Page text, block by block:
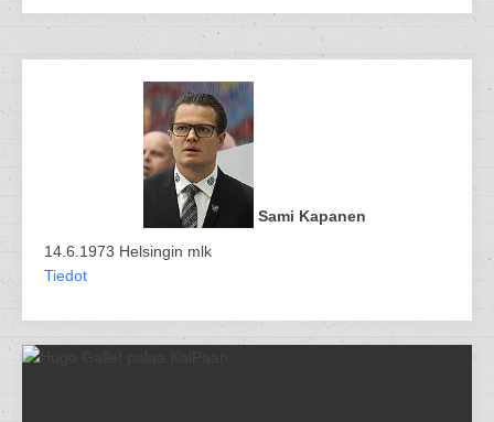
Sami Kapanen
14.6.1973 Helsingin mlk
Tiedot